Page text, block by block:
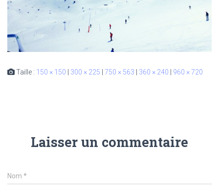
Taille : 150 × 150 | 300 × 225 | 750 × 563 | 360 × 240 | 960 × 720
Laisser un commentaire
Nom *